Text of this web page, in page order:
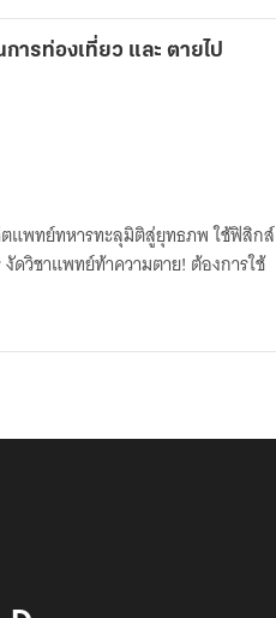
ารท่องเที่ยว และ ตายไป
แพทย์ทหารทะลุมิติสู่ยุทธภพ ใช้ฟิสิกส์
ดวิชาแพทย์ท้าความตาย! ต้องการใช้